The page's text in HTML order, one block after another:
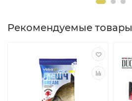
Рекомендуемые товары